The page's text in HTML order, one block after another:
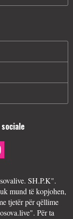
SH.P.K".
mund të kopjohen,
tjetër për qëllime
Për ta